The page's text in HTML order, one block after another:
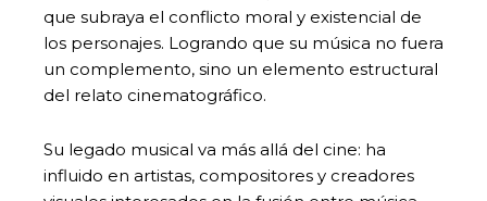
que subraya el conflicto moral y existencial de
los personajes. Logrando que su música no fuera
un complemento, sino un elemento estructural
del relato cinematográfico.
Su legado musical va más allá del cine: ha
influido en artistas, compositores y creadores